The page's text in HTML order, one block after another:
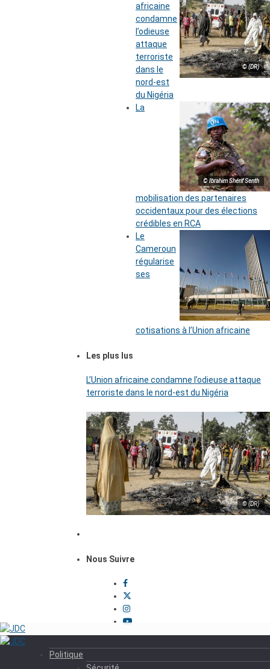
© (DR)
africaine
condamne
l’odieuse
attaque
terroriste
dans le
nord-est
du Nigéria
© Ibrahim Shérif Senth
La
mobilisation des partenaires
occidentaux pour des élections
crédibles en RCA
Le
Cameroun
régularise
ses
cotisations à l’Union africaine
Les plus lus
L’Union africaine condamne l’odieuse attaque
terroriste dans le nord-est du Nigéria
© (DR)
Nous Suivre
Politique